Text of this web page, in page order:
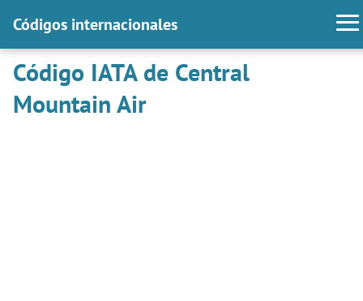
Códigos internacionales
Código IATA de Central
Mountain Air